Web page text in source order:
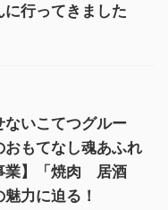
行ってきました
いこてつグルー
おもてなし魂あふれ
業】「焼肉 居酒
力に迫る！